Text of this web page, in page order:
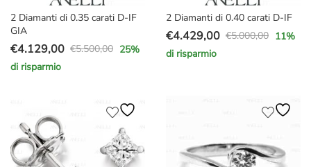
2 Diamanti di 0.35 carati D-IF
GIA
€5.500,00
Il
prezzo
€5.500,00.
€4.129,00
Il
prezzo
€4.129,00.
25%
di risparmio
2 Diamanti di 0.40 carati D-IF
€5.000,00
Il
prezzo
€4.429,00
Il
prezzo
11%
di risparmio